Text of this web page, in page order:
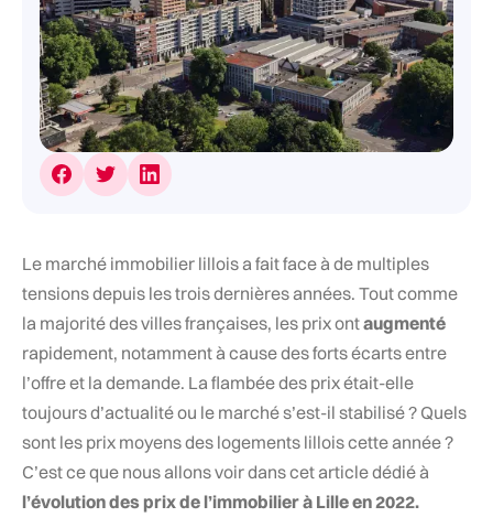
Le marché immobilier lillois a fait face à de multiples
tensions depuis les trois dernières années. Tout comme
la majorité des villes françaises, les prix ontaugmenté
rapidement, notamment à cause des forts écarts entre
l’offre et la demande. La flambée des prix était-elle
toujours d’actualité ou le marché s’est-il stabilisé ? Quels
sont les prix moyens des logements lillois cette année ?
C’est ce que nous allons voir dans cet article dédié à
l’évolution des prix de l’immobilier à Lille en 2022.